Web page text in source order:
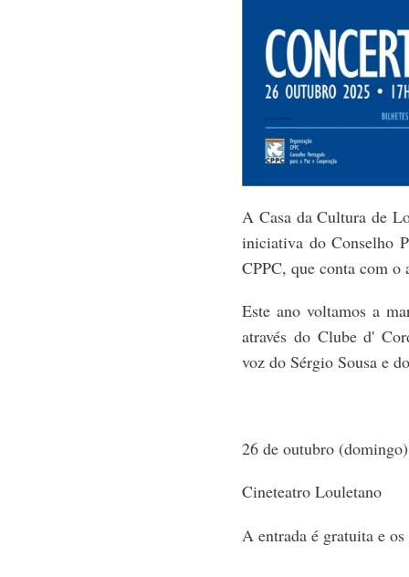
A Casa da Cultura de
iniciativa do Conselho
CPPC, que conta com
Este ano voltamos a
através do Clube d'
voz do Sérgio Sousa e
26 de outubro
Cineteatro Louletano
A entrada é gratuita e